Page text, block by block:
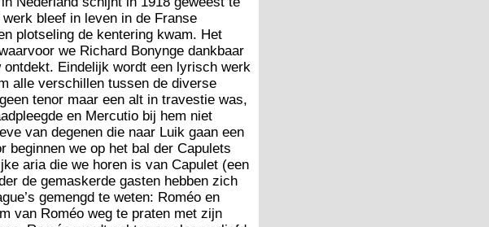
bleef in leven in de Franse
plotseling de kentering kwam. Het
we Richard Bonynge dankbaar
Eindelijk wordt een lyrisch werk
alle verschillen tussen de diverse
tenor maar een alt in travestie was,
en Mercutio bij hem niet
van degenen die naar Luik gaan een
beginnen we op het bal der Capulets
aria die we horen is van Capulet (een
de gemaskerde gasten hebben zich
gemengd te weten: Roméo en
van Roméo weg te praten met zijn